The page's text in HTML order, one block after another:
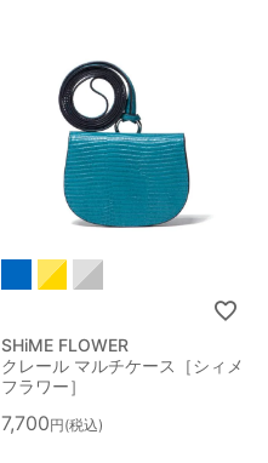
SHiME FLOWER
クレール マルチケース［シィメ
フラワー］
7,700 税込